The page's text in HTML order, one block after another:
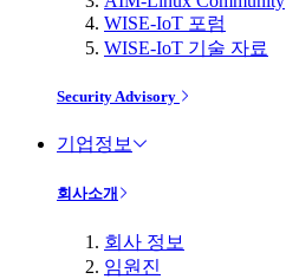
WISE-IoT 포럼
WISE-IoT 기술 자료
Security Advisory
기업정보
회사소개
회사 정보
임원진